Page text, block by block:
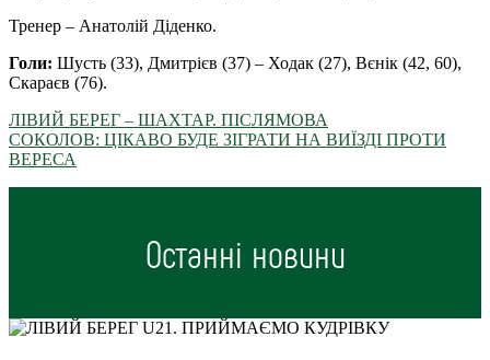
Тренер – Анатолій Діденко.
Голи: Шусть (33), Дмитрієв (37) – Ходак (27), Вєнік (42, 60),
Скараєв (76).
ЛІВИЙ БЕРЕГ – ШАХТАР. ПІСЛЯМОВА
СОКОЛОВ: ЦІКАВО БУДЕ ЗІГРАТИ НА ВИЇЗДІ ПРОТИ
ВЕРЕСА
Останні новини